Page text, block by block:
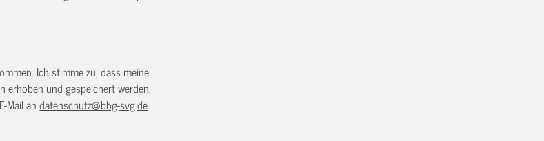
Ich stimme zu, dass meine
erhoben und gespeichert werden.
Mail andatenschutz@bbg-svg.de